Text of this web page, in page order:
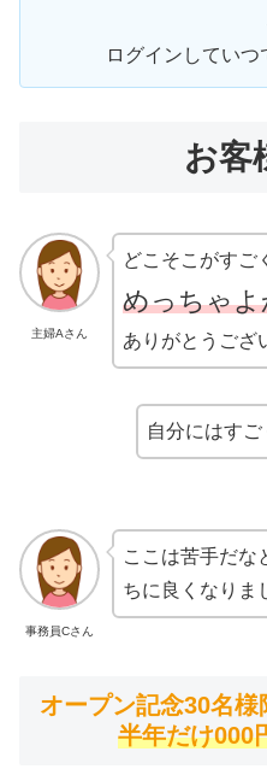
ログインしていつ
お客
主婦Aさん
どこそこがすご
めっちゃ
ありがとうござ
自分にはす
事務員Cさん
ここは苦手だな
ちに良くなりま
オープン記念30名
半年だけ000